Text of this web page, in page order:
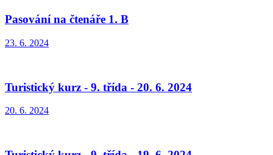
Pasování na čtenáře 1. B
23. 6. 2024
Turistický kurz - 9. třída - 20. 6. 2024
20. 6. 2024